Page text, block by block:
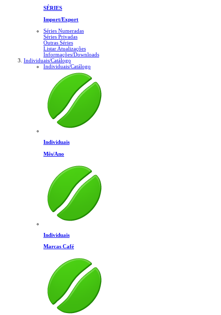
SÉRIES
Import/Export
Séries Numeradas
Séries Privadas
Outras Séries
Listar Atualizações
Informações/Downloads
Individuais/Catálogo
Individuais/Catálogo
Individuais
Mês/Ano
Individuais
Marcas Café